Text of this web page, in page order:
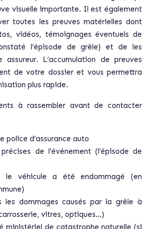
visuelle importante. Il est également
toutes les preuves matérielles dont
vidéos, témoignages éventuels de
l’épisode de grêle) et de les
L’accumulation de preuves
de votre dossier et vous permettra
plus rapide.
à rassembler avant de contacter
police d’assurance auto
de l’événement (l’épisode de
le véhicule a été endommagé (en
les dommages causés par la grêle à
vitres, optiques…)
ministériel de catastrophe naturelle (si